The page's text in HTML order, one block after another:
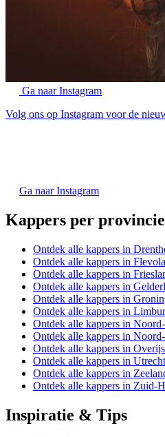
Ga naar Instagram
Volg ons op Instagram voor de
Ga naar Instagram
Kappers per provincie
Ontdek alle kappers in
Ontdek alle kappers in
Ontdek alle kappers in
Ontdek alle kappers in
Ontdek alle kappers in
Ontdek alle kappers in
Ontdek alle kappers in
Ontdek alle kappers in
Ontdek alle kappers in
Ontdek alle kappers in Utrecht
Ontdek alle kappers in
Ontdek alle kappers in Zuid-
Inspiratie & Tips